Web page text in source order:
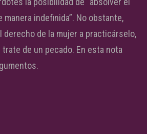
manera indefinida”. No obstante,
derecho de la mujer a practicárselo,
de un pecado. En esta nota